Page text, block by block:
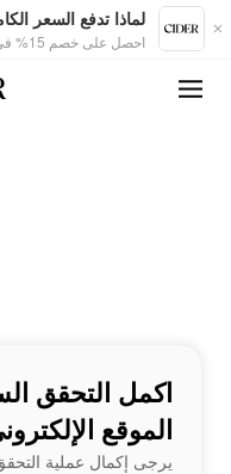
لماذا تدفع السعر
احصل على خصم 15% في التطبيق
اكمل التحقق
الموقع
يرجى إكمال عملية